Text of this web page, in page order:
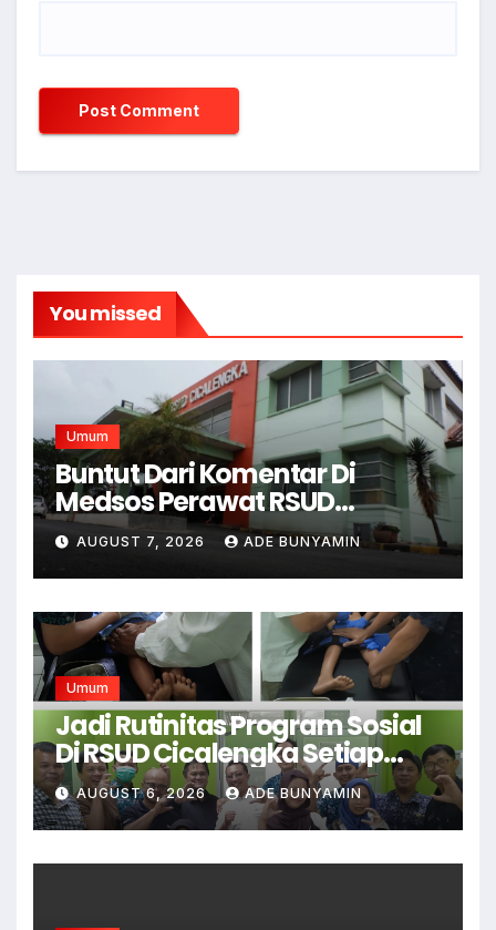
You missed
Umum
Buntut Dari Komentar Di
Medsos Perawat RSUD
Cicalengka Di Non Aktifkan
AUGUST 7, 2026 ADE BUNYAMIN
Umum
Jadi Rutinitas Program Sosial
Di RSUD Cicalengka Setiap
Bulan Gelar Sunatan Massal
Bagi Masyarakat Tidak
Mampu
AUGUST 6, 2026 ADE BUNYAMIN